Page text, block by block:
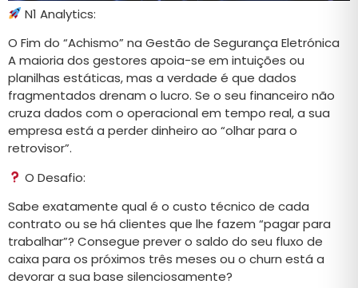
N1 Analytics:
O Fim do “Achismo” na Gestão de Segurança Eletrónica
A maioria dos gestores apoia-se em intuições ou
planilhas estáticas, mas a verdade é que dados
fragmentados drenam o lucro. Se o seu financeiro não
cruza dados com o operacional em tempo real, a sua
empresa está a perder dinheiro ao “olhar para o
retrovisor”.
O Desafio:
Sabe exatamente qual é o custo técnico de cada
contrato ou se há clientes que lhe fazem “pagar para
trabalhar”? Consegue prever o saldo do seu fluxo de
caixa para os próximos três meses ou o churn está a
devorar a sua base silenciosamente?